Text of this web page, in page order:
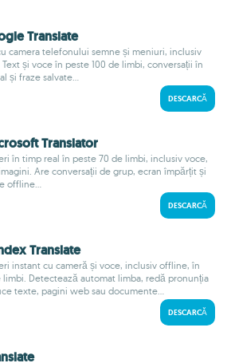
Translate
camera telefonului semne și meniuri, inclusiv
și voce în peste 100 de limbi, conversații în
și fraze salvate...
DESCARCĂ
Translator
în timp real în peste 70 de limbi, inclusiv voce,
Are conversații de grup, ecran împărțit și
offline...
DESCARCĂ
Translate
instant cu cameră și voce, inclusiv offline, în
limbi. Detectează automat limba, redă pronunția
texte, pagini web sau documente...
DESCARCĂ